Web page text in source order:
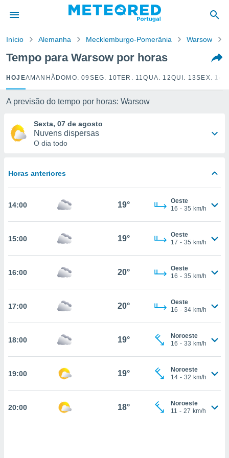
da
foi
as
fornecidas
ou
permite-
a
todos os
no
CONFIGURAÇÕES
Início Alemanha Mecklemburgo-Pomerânia Warsow
Tempo para Warsow por horas
HOJEAMANHÃ DOMO. 09 SEG. 10TER. 11QUA. 12QUI. 13SEX. 14
A previsão do tempo por horas: Warsow
Sexta, 07 de agosto
Nuvens dispersas
O dia todo
Horas anteriores
14:00 19°
Oeste
16 - 35 km/h
15:00 19°
Oeste
17 - 35 km/h
16:00 20°
Oeste
16 - 35 km/h
17:00 20°
Oeste
16 - 34 km/h
18:00 19°
Noroeste
16 - 33 km/h
19:00 19°
Noroeste
14 - 32 km/h
20:00 18°
Noroeste
11 - 27 km/h